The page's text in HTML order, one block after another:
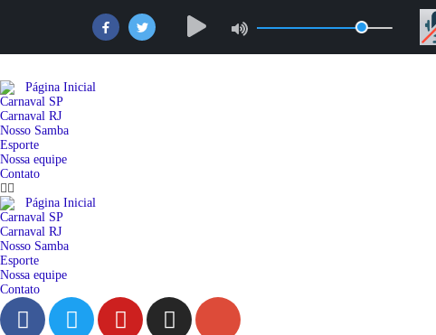
Página Inicial
Carnaval SP
Carnaval RJ
Nosso Samba
Esporte
Nossa equipe
Contato
Página Inicial
Carnaval SP
Carnaval RJ
Nosso Samba
Esporte
Nossa equipe
Contato